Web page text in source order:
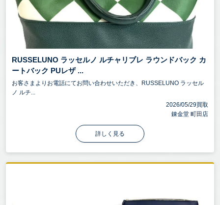
RUSSELUNO ラッセルノ ルチャリブレ ラウンドバック カ
ートバック PUレザ ...
お客さまよりお電話にてお問い合わせいただき、RUSSELUNO ラッセル
ノ ルチ...
2026/05/29買取
錬金堂 町田店
詳しく見る